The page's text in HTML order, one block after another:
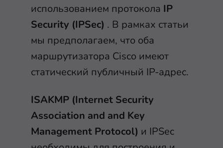
использованием протокола IP
Security (IPSec) . В рамках статьи
мы предполагаем, что оба
маршрутизатора Cisco имеют
статический публичный IP-адрес.
ISAKMP (Internet Security
Association and and Key
Management Protocol) и IPSec